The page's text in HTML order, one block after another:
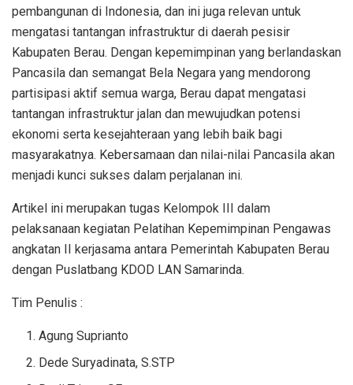
pembangunan di Indonesia, dan ini juga relevan untuk
mengatasi tantangan infrastruktur di daerah pesisir
Kabupaten Berau. Dengan kepemimpinan yang berlandaskan
Pancasila dan semangat Bela Negara yang mendorong
partisipasi aktif semua warga, Berau dapat mengatasi
tantangan infrastruktur jalan dan mewujudkan potensi
ekonomi serta kesejahteraan yang lebih baik bagi
masyarakatnya. Kebersamaan dan nilai-nilai Pancasila akan
menjadi kunci sukses dalam perjalanan ini.
Artikel ini merupakan tugas Kelompok III dalam
pelaksanaan kegiatan Pelatihan Kepemimpinan Pengawas
angkatan II kerjasama antara Pemerintah Kabupaten Berau
dengan Puslatbang KDOD LAN Samarinda.
Tim Penulis :
Agung Suprianto
Dede Suryadinata, S.STP